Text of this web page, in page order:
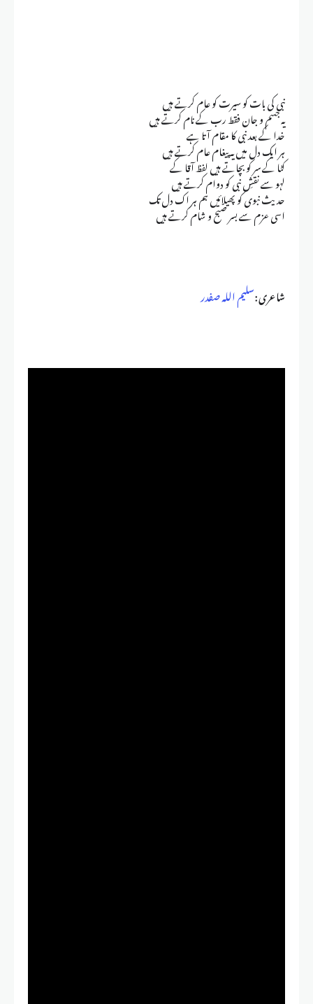
نبی کی بات کو سیرت کو عام کرتے ہیں
یہ جسم و جان فقط رب کے نام کرتے ہیں
خدا کے بعد نبی کا مقام آتا ہے
ہر ایک دل میں یہ پیغام عام کرتے ہیں
کٹا کے سر کو بچاتے ہیں لفظ آقا کے
لہو سے نقشِ نبی کو دوام کرتے ہیں
حدیث نبوی کو پھیلائیں ہم ہر اک دل تک
اسی عزم سے بسر صبح و شام کرتے ہیں
شاعری :سلیم اللہ صفدر